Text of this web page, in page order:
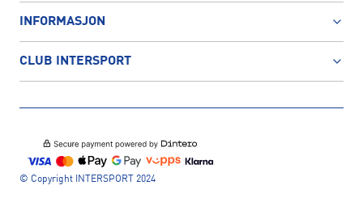
INFORMASJON
CLUB INTERSPORT
© Copyright INTERSPORT 2024